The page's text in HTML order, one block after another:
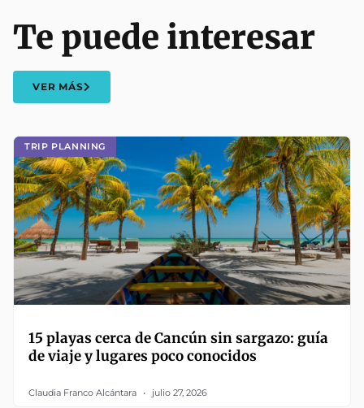
TRIP PLANNING
15 playas cerca de Cancún sin sargazo: guía
de viaje y lugares poco conocidos
Claudia Franco Alcántara julio 27, 2026
Te puede interesar
VER MÁS